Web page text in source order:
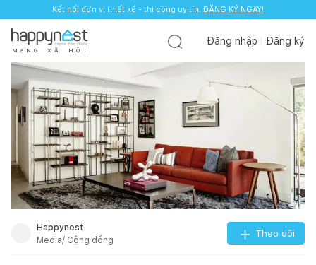
Kết nối đơn vị thiết kế - thi công uy tín. ĐĂNG KÝ NGAY!
M Ạ N G X Ã H Ộ I
Đăng nhập Đăng ký
Happynest
Media/ Cộng đồng
Theo dõi